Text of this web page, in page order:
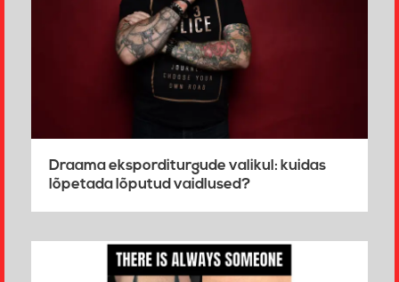
Draama eksporditurgude valikul: kuidas
lõpetada lõputud vaidlused?